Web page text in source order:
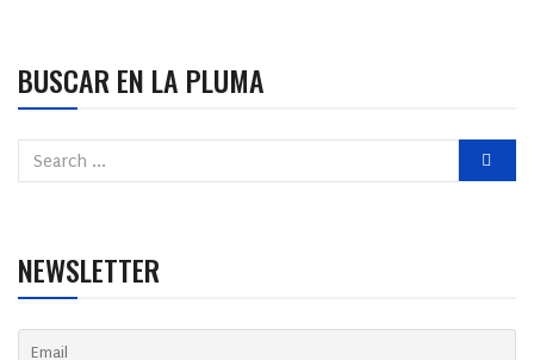
BUSCAR EN LA PLUMA
NEWSLETTER